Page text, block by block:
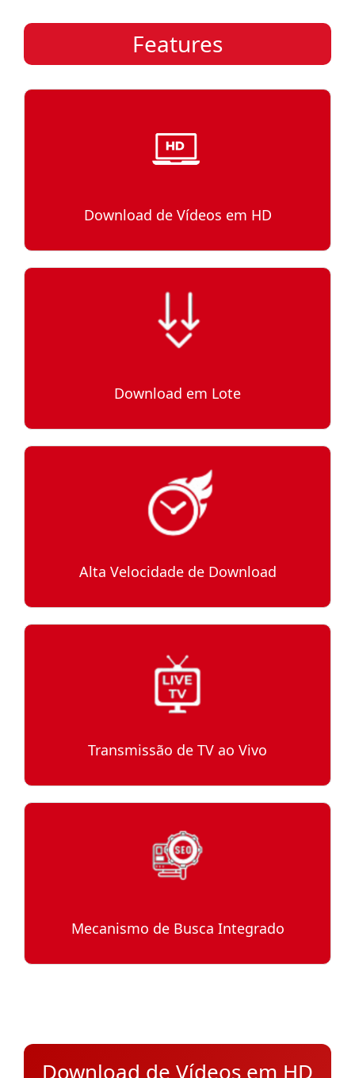
Features
Download de Vídeos em HD
Download em Lote
Alta Velocidade de Download
Transmissão de TV ao Vivo
Mecanismo de Busca Integrado
Download de Vídeos em HD